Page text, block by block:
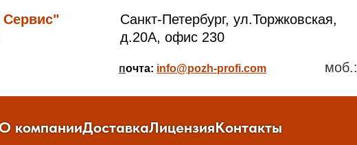
Санкт-Петербург, ул.Торжковская,
д.20А, офис 230
почта: info@pozh-profi.com моб.:
компанииДоставкаЛицензияКонтакты